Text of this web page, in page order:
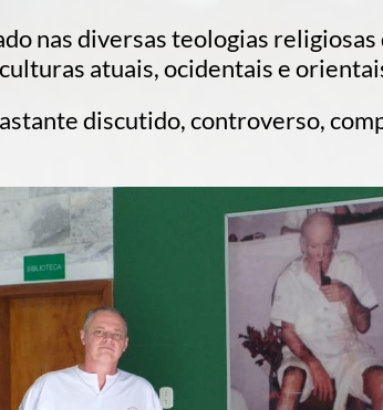
nas diversas teologias
atuais, ocidentais e
discutido, controverso,